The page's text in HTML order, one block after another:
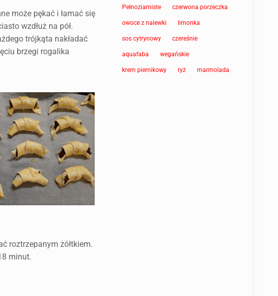
może pękać i łamać się
wzdłuż na pół.
trójkąta nakładać
brzegi rogalika
roztrzepanym żółtkiem.
minut.
Pełnoziarniste czerwona porzeczka
owoce z nalewki limonka
sos cytrynowy czereśnie
aquafaba wegańskie
krem piernikowy ryż marmolada